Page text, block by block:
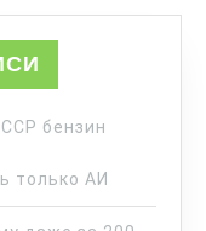
бензин
только АИ